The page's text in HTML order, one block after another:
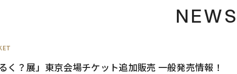
NEWS
く？展」東京会場チケット追加販売 一般発売情報！